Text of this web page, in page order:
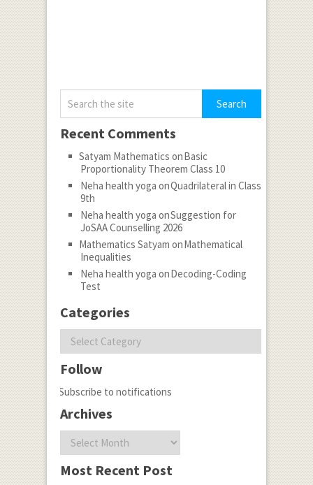
Recent Comments
Satyam Mathematics onBasic
Proportionality Theorem Class 10
Neha health yoga onQuadrilateral in Class
9th
Neha health yoga onSuggestion for
JoSAA Counselling 2026
Mathematics Satyam onMathematical
Inequalities
Neha health yoga onDecoding-Coding
Test
Categories
Categories
Follow
Subscribe to notifications
Archives
Archives
Most Recent Post